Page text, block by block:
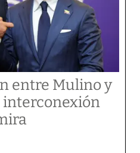
entre Mulino y
interconexión